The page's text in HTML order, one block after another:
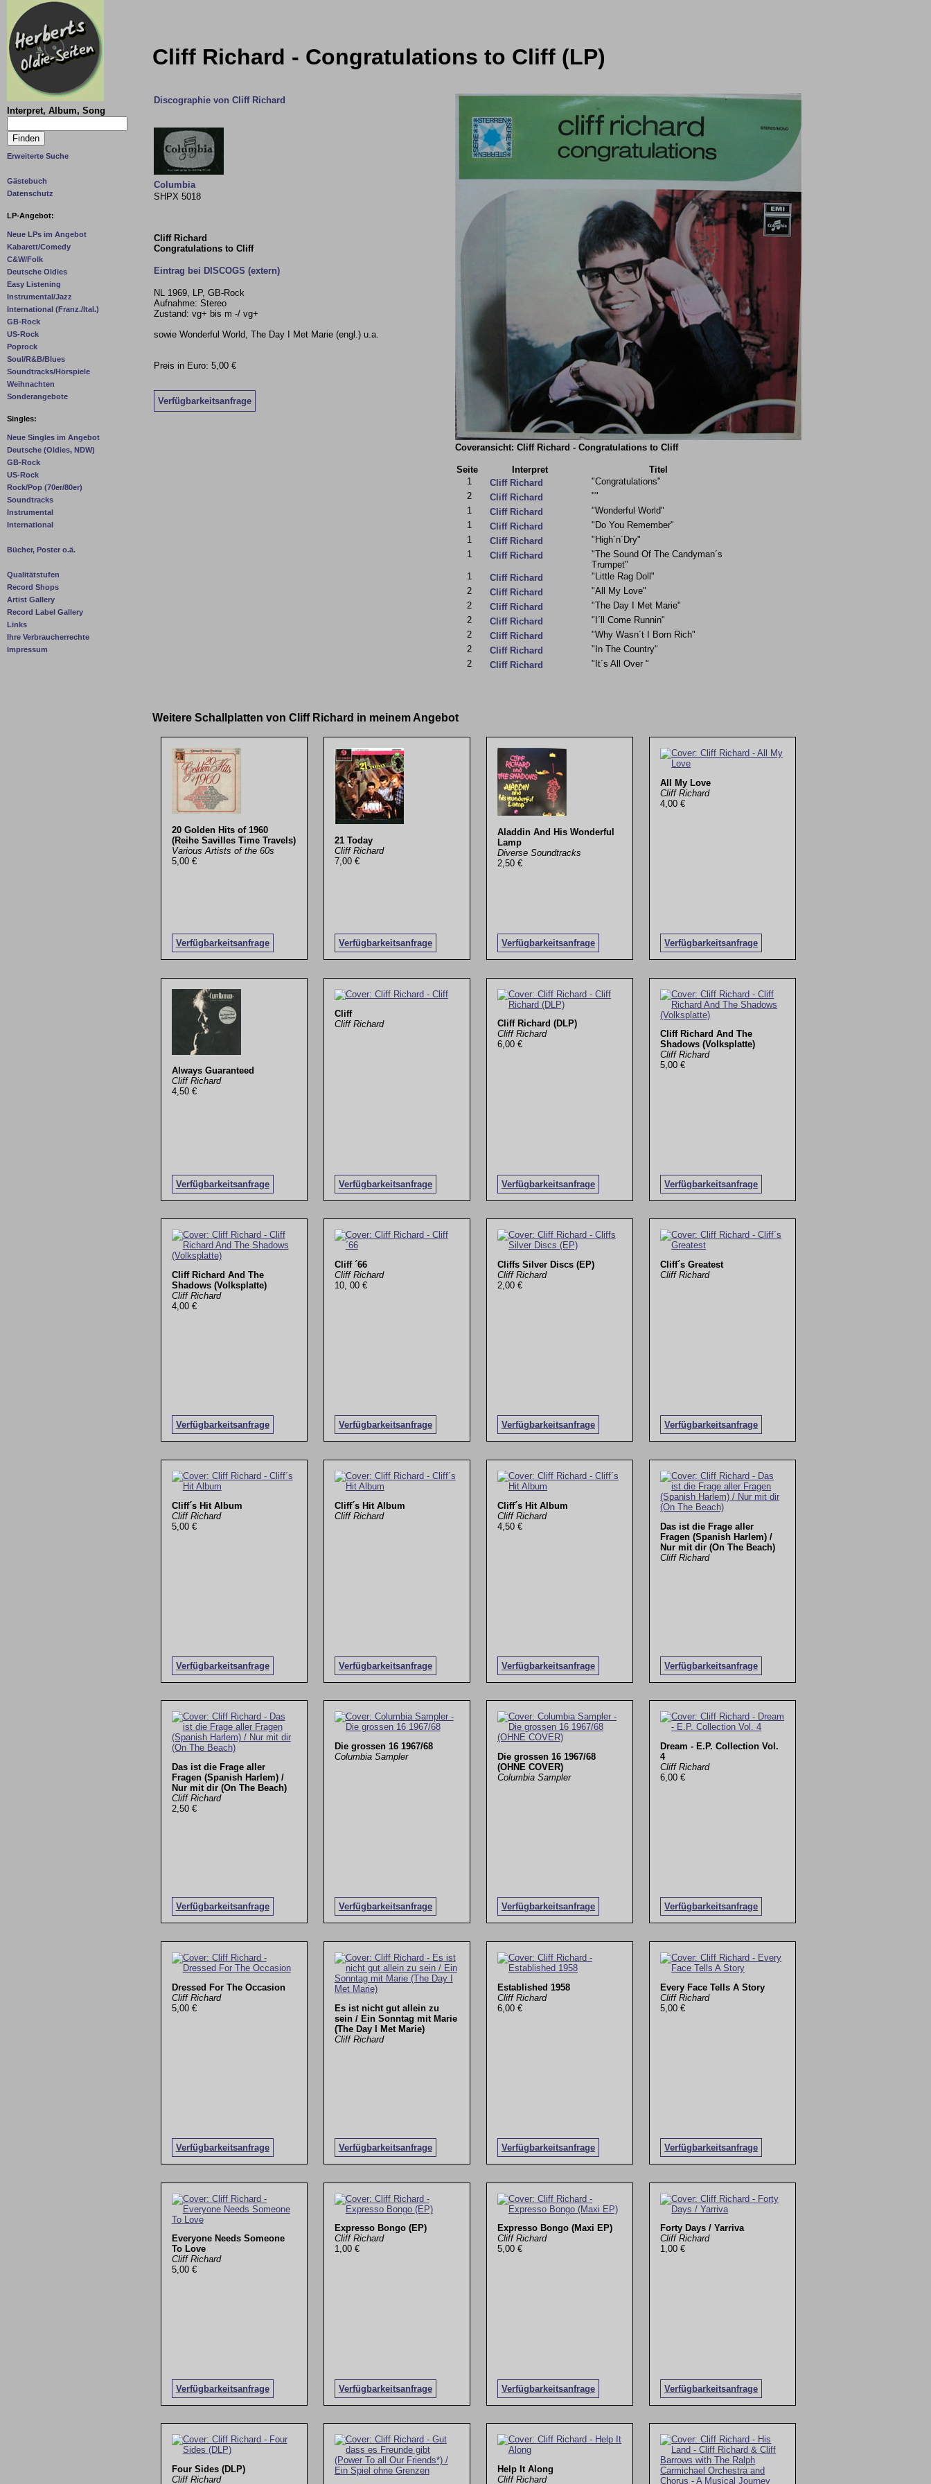
Interpret, Album, Song
Erweiterte Suche
Gästebuch
Datenschutz
LP-Angebot:
Neue LPs im Angebot
Kabarett/Comedy
C&W/Folk
Deutsche Oldies
Easy Listening
Instrumental/Jazz
International (Franz./Ital.)
GB-Rock
US-Rock
Poprock
Soul/R&B/Blues
Soundtracks/Hörspiele
Weihnachten
Sonderangebote
Singles:
Neue Singles im Angebot
Deutsche (Oldies, NDW)
GB-Rock
US-Rock
Rock/Pop (70er/80er)
Soundtracks
Instrumental
International
Bücher, Poster o.ä.
Qualitätstufen
Record Shops
Artist Gallery
Record Label Gallery
Links
Ihre Verbraucherrechte
Impressum
Cliff Richard - Congratulations to Cliff (LP)
Discographie von Cliff Richard
Columbia
SHPX 5018
Cliff Richard
Congratulations to Cliff
Eintrag bei DISCOGS (extern)
NL 1969, LP, GB-Rock
Aufnahme: Stereo
Zustand: vg+ bis m -/ vg+
sowie Wonderful World, The Day I Met Marie (engl.) u.a.
Preis in Euro: 5,00 €
Verfügbarkeitsanfrage
Coveransicht: Cliff Richard - Congratulations to Cliff
Seite Interpret
Titel
1
Cliff Richard
"Congratulations"
2
Cliff Richard
""
1
Cliff Richard
"Wonderful World"
1
Cliff Richard
"Do You Remember"
1
Cliff Richard
"High´n´Dry"
1
Cliff Richard
"The Sound Of The Candyman´s
Trumpet"
1
Cliff Richard
"Little Rag Doll"
2
Cliff Richard
"All My Love"
2
Cliff Richard
"The Day I Met Marie"
2
Cliff Richard
"I´ll Come Runnin"
2
Cliff Richard
"Why Wasn´t I Born Rich"
2
Cliff Richard
"In The Country"
2
Cliff Richard "It´s All Over "
Weitere Schallplatten von Cliff Richard in meinem Angebot
20 Golden Hits of 1960
(Reihe Savilles Time Travels)
Various Artists of the 60s
5,00 €
Verfügbarkeitsanfrage
21 Today
Cliff Richard
7,00 €
Verfügbarkeitsanfrage
Aladdin And His Wonderful
Lamp
Diverse Soundtracks
2,50 €
Verfügbarkeitsanfrage
All My Love
Cliff Richard
4,00 €
Verfügbarkeitsanfrage
Always Guaranteed
Cliff Richard
4,50 €
Verfügbarkeitsanfrage
Cliff
Cliff Richard
Verfügbarkeitsanfrage
Cliff Richard (DLP)
Cliff Richard
6,00 €
Verfügbarkeitsanfrage
Cliff Richard And The
Shadows (Volksplatte)
Cliff Richard
5,00 €
Verfügbarkeitsanfrage
Cliff Richard And The
Shadows (Volksplatte)
Cliff Richard
4,00 €
Verfügbarkeitsanfrage
Cliff ´66
Cliff Richard
10, 00 €
Verfügbarkeitsanfrage
Cliffs Silver Discs (EP)
Cliff Richard
2,00 €
Verfügbarkeitsanfrage
Cliff´s Greatest
Cliff Richard
Verfügbarkeitsanfrage
Cliff´s Hit Album
Cliff Richard
5,00 €
Verfügbarkeitsanfrage
Cliff´s Hit Album
Cliff Richard
Verfügbarkeitsanfrage
Cliff´s Hit Album
Cliff Richard
4,50 €
Verfügbarkeitsanfrage
Das ist die Frage aller
Fragen (Spanish Harlem) /
Nur mit dir (On The Beach)
Cliff Richard
Verfügbarkeitsanfrage
Das ist die Frage aller
Fragen (Spanish Harlem) /
Nur mit dir (On The Beach)
Cliff Richard
2,50 €
Verfügbarkeitsanfrage
Die grossen 16 1967/68
Columbia Sampler
Verfügbarkeitsanfrage
Die grossen 16 1967/68
(OHNE COVER)
Columbia Sampler
Verfügbarkeitsanfrage
Dream - E.P. Collection Vol.
4
Cliff Richard
6,00 €
Verfügbarkeitsanfrage
Dressed For The Occasion
Cliff Richard
5,00 €
Verfügbarkeitsanfrage
Es ist nicht gut allein zu
sein / Ein Sonntag mit Marie
(The Day I Met Marie)
Cliff Richard
Verfügbarkeitsanfrage
Established 1958
Cliff Richard
6,00 €
Verfügbarkeitsanfrage
Every Face Tells A Story
Cliff Richard
5,00 €
Verfügbarkeitsanfrage
Everyone Needs Someone
To Love
Cliff Richard
5,00 €
Verfügbarkeitsanfrage
Expresso Bongo (EP)
Cliff Richard
1,00 €
Verfügbarkeitsanfrage
Expresso Bongo (Maxi EP)
Cliff Richard
5,00 €
Verfügbarkeitsanfrage
Forty Days / Yarriva
Cliff Richard
1,00 €
Verfügbarkeitsanfrage
Four Sides (DLP)
Cliff Richard
Help It Along
Cliff Richard